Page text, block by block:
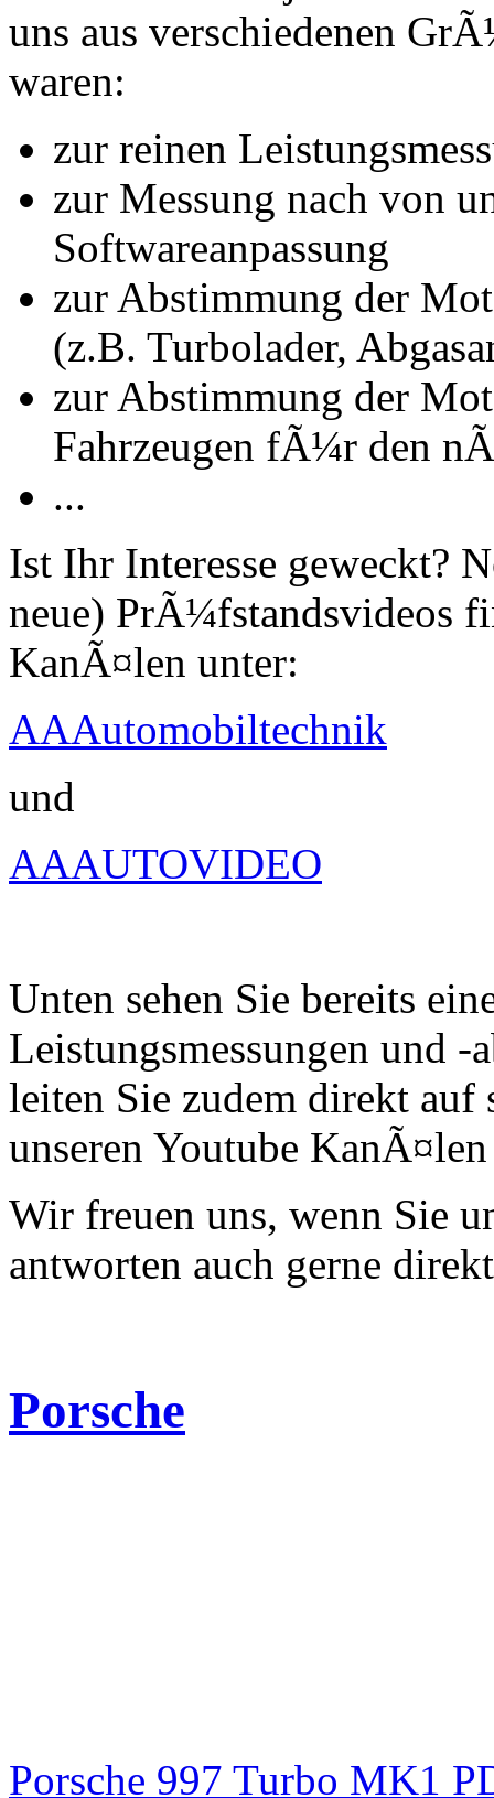
uns aus verschiedenen
waren:
zur reinen
zur Messung nach von
Softwareanpassung
zur Abstimmung der
(z.B. Turbolader,
zur Abstimmung der
Fahrzeugen fÃ¼r den
...
Ist Ihr Interesse geweckt?
neue) PrÃ¼fstandsvideos
KanÃ¤len unter:
AAAutomobiltechnik
und
AAAUTOVIDEO
Unten sehen Sie bereits
Leistungsmessungen und -
leiten Sie zudem direkt auf
unseren Youtube
Wir freuen uns, wenn Sie
antworten auch gerne
Porsche
Porsche 997 Turbo MK1